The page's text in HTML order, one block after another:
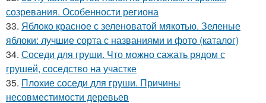
созревания. Особенности региона
33. Яблоко красное с зеленоватой мякотью. Зеленые
яблоки: лучшие сорта с названиями и фото (каталог)
34. Соседи для груши. Что можно сажать рядом с
грушей, соседство на участке
35. Плохие соседи для груши. Причины
несовместимости деревьев